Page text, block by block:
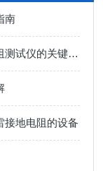
南
高压电网的听诊器：高压开关回路电阻测试仪的关键作用
接地电阻的设备